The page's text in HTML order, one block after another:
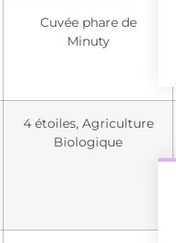
Cuvée phare de
Minuty
4 étoiles, Agriculture
Biologique